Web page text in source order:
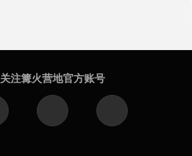
关注篝火营地官方账号